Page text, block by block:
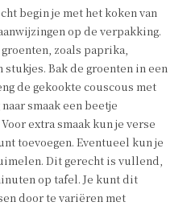
begin je met het koken van
op de verpakking.
zoals paprika,
Bak de groenten in een
de gekookte couscous met
smaak een beetje
extra smaak kun je verse
toevoegen. Eventueel kun je
Dit gerecht is vullend,
op tafel. Je kunt dit
door te variëren met